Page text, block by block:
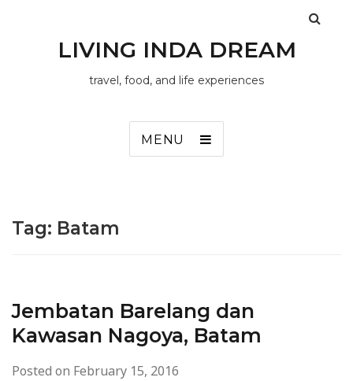
LIVING INDA DREAM
travel, food, and life experiences
MENU
Tag: Batam
Jembatan Barelang dan
Kawasan Nagoya, Batam
Posted on February 15, 2016